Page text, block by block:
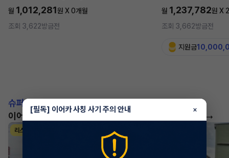
월 1,012,281원 X0개월
조회 3,622방금전
월 1,237,782원 X
조회 3,662방금전
지원금
슈퍼카!
이어카에서 좋은 조건으로 만나보세요
리스
[필독] 이어카 사칭 사기 주의 안내 ×